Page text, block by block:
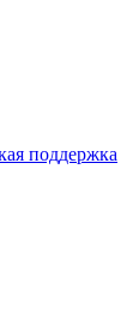
поддержка